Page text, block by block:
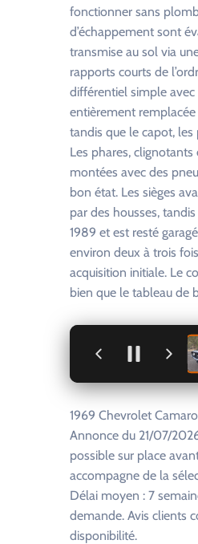
fonctionner sans
d’échappement sont
transmise au sol via
rapports courts de
différentiel simple avec
entièrement remplacée
tandis que le capot, les
Les phares,
montées avec des
bon état. Les sièges
par des housses,
1989 et est resté
environ deux à trois
acquisition initiale. Le
bien que le tableau de
1969 Chevrolet
Annonce du 21/07/
possible sur place
accompagne de la
Délai moyen : 7
demande. Avis clients
disponibilité.